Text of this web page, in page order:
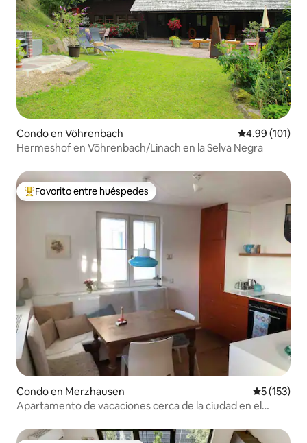
Condo en Vöhrenbach Calificación
4.99 (101)
Hermeshof en Vöhrenbach/Linach en la Selva Negra
Favorito entre huéspedes preferido
Favorito entre huéspedes
Condo en Merzhausen
5 (153)
Apartamento de vacaciones cerca de la ciudad en el